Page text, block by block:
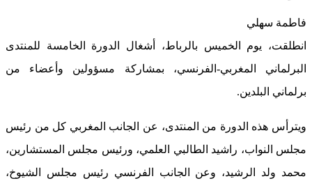
فاطمة سهلي
انطلقت، يوم الخميس بالرباط، أشغال الدورة الخامسة للمنتدى
البرلماني المغربي-الفرنسي، بمشاركة مسؤولين وأعضاء من
برلماني البلدين.
ويترأس هذه الدورة من المنتدى، عن الجانب المغربي كل من رئيس
مجلس النواب، راشيد الطالبي العلمي، ورئيس مجلس المستشارين،
محمد ولد الرشيد، وعن الجانب الفرنسي رئيس مجلس الشيوخ،